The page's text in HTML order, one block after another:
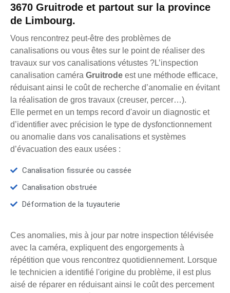
3670 Gruitrode et partout sur la province
de Limbourg.
Vous rencontrez peut-être des problèmes de
canalisations ou vous êtes sur le point de réaliser des
travaux sur vos canalisations vétustes ?L’inspection
canalisation caméra Gruitrode est une méthode efficace,
réduisant ainsi le coût de recherche d’anomalie en évitant
la réalisation de gros travaux (creuser, percer…).
Elle permet en un temps record d'avoir un diagnostic et
d’identifier avec précision le type de dysfonctionnement
ou anomalie dans vos canalisations et systèmes
d’évacuation des eaux usées :
Canalisation fissurée ou cassée
Canalisation obstruée
Déformation de la tuyauterie
Ces anomalies, mis à jour par notre inspection télévisée
avec la caméra, expliquent des engorgements à
répétition que vous rencontrez quotidiennement. Lorsque
le technicien a identifié l'origine du problème, il est plus
aisé de réparer en réduisant ainsi le coût des percement